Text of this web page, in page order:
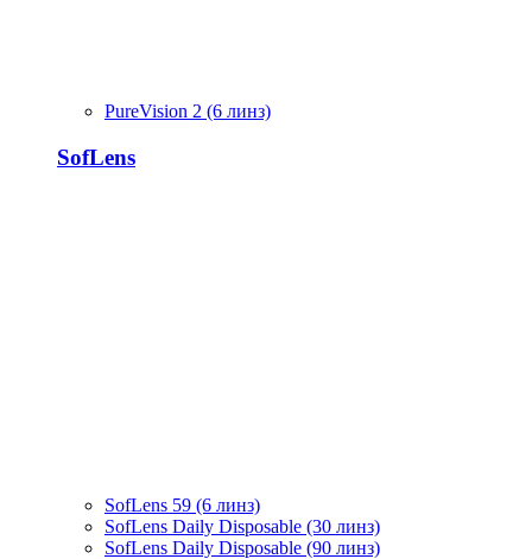
PureVision 2 (6 линз)
SofLens
SofLens 59 (6 линз)
SofLens Daily Disposable (30 линз)
SofLens Daily Disposable (90 линз)